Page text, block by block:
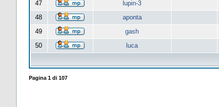
47
lupin-3
48
aponta
49
gash
50
luca
Pagina 1di 107